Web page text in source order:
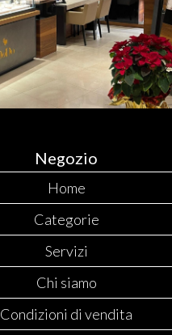
Negozio
Home
Categorie
Servizi
Chi siamo
Condizioni di vendita